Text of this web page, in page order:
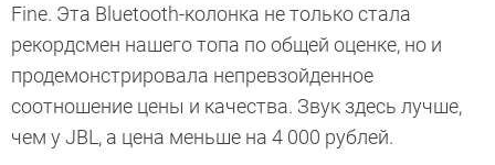
Fine. Эта Bluetooth-колонка не только стала
рекордсмен нашего топа по общей оценке, но и
продемонстрировала непревзойденное
соотношение цены и качества. Звук здесь лучше,
чем у JBL, а цена меньше на 4 000 рублей.